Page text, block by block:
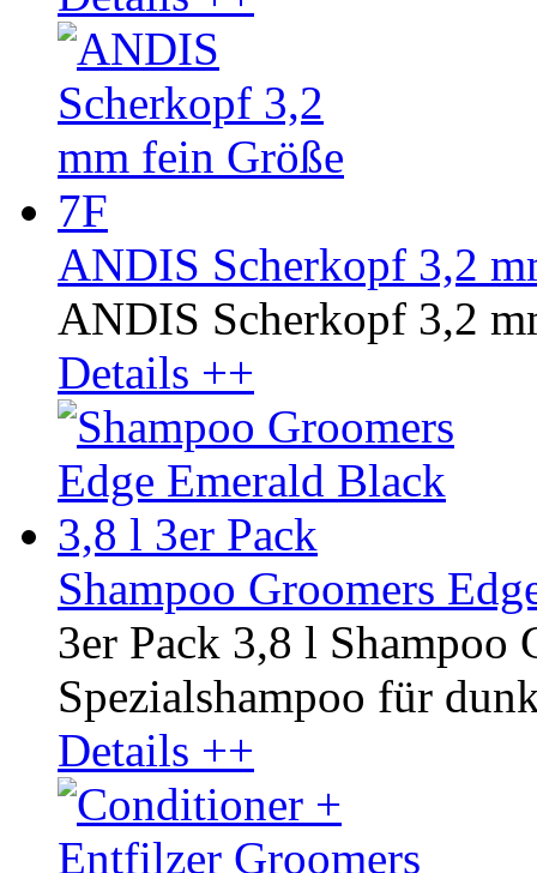
ANDIS Scherkopf 3,2
ANDIS Scherkopf 3,2
Details ++
Shampoo Groomers
3er Pack 3,8 l Shampoo
Spezialshampoo für
Details ++